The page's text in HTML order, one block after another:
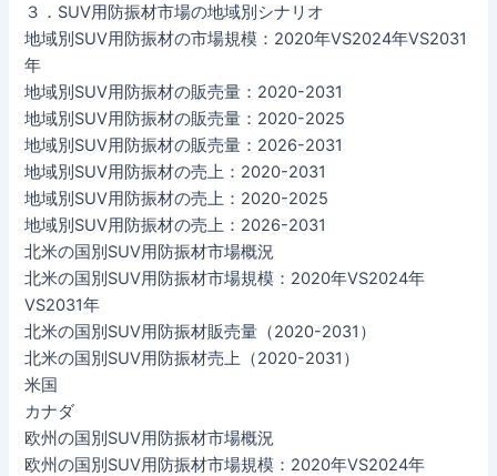
３．SUV用防振材市場の地域別シナリオ
地域別SUV用防振材の市場規模：2020年VS2024年VS2031
年
地域別SUV用防振材の販売量：2020-2031
地域別SUV用防振材の販売量：2020-2025
地域別SUV用防振材の販売量：2026-2031
地域別SUV用防振材の売上：2020-2031
地域別SUV用防振材の売上：2020-2025
地域別SUV用防振材の売上：2026-2031
北米の国別SUV用防振材市場概況
北米の国別SUV用防振材市場規模：2020年VS2024年
VS2031年
北米の国別SUV用防振材販売量（2020-2031）
北米の国別SUV用防振材売上（2020-2031）
米国
カナダ
欧州の国別SUV用防振材市場概況
欧州の国別SUV用防振材市場規模：2020年VS2024年